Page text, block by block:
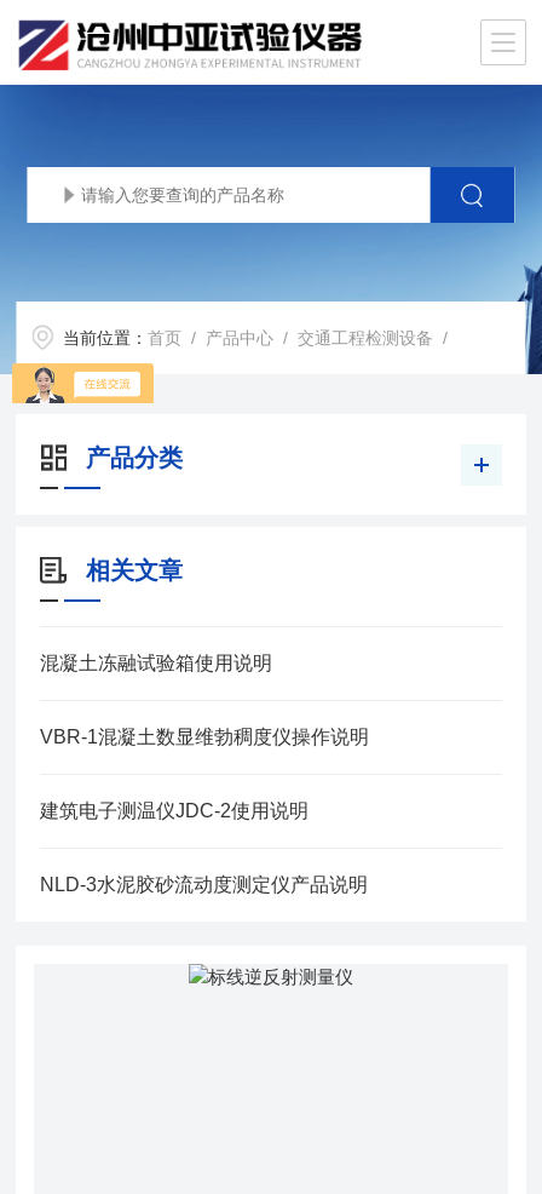
当前位置：首页 / 产品中心 /交通工程检测设备 /
产品分类
相关文章
混凝土冻融试验箱使用说明
VBR-1混凝土数显维勃稠度仪操作说明
建筑电子测温仪JDC-2使用说明
NLD-3水泥胶砂流动度测定仪产品说明